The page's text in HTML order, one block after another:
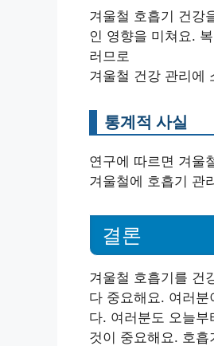
겨울철 호흡기 건강
인 영향을 미쳐요.
러므로
겨울철 건강 관리에
통계적 사실
연구에 따르면 겨울
겨울철에 호흡기 관
결론
겨울철 호흡기를 건
다 중요해요. 여러
다. 여러분도 오늘부
것이 중요해요. 호